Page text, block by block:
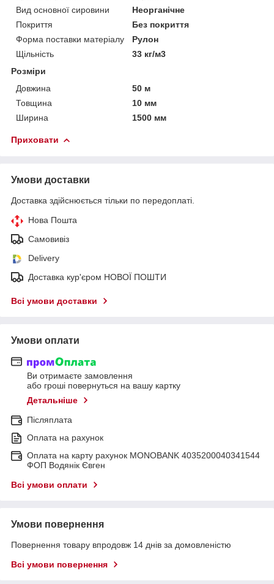
Вид основної сировини
Неорганічне
Покриття
Без покриття
Форма поставки матеріалу
Рулон
Щільність
33 кг/м3
Розміри
Довжина
50 м
Товщина
10 мм
Ширина
1500 мм
Приховати
Умови доставки
Доставка здійснюється тільки по передоплаті.
Нова Пошта
Самовивіз
Delivery
Доставка кур'єром НОВОЇ ПОШТИ
Всі умови доставки
Умови оплати
Ви отримаєте замовлення
або гроші повернуться на вашу картку
Детальніше
Післяплата
Оплата на рахунок
Оплата на карту рахунок MONOBANK 4035200040341544
ФОП Водянік Євген
Всі умови оплати
Умови повернення
Повернення товару впродовж 14 днів за домовленістю
Всі умови повернення